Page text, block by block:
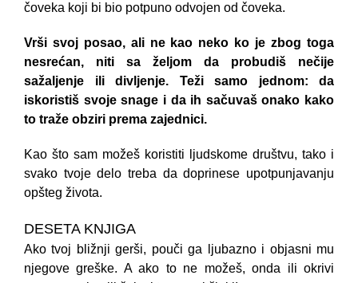
čoveka koji bi bio potpuno odvojen od čoveka.
Vrši svoj posao, ali ne kao neko ko je zbog toga
nesrećan, niti sa željom da probudiš nečije
sažaljenje ili divljenje. Teži samo jednom: da
iskoristiš svoje snage i da ih sačuvaš onako kako
to traže obziri prema zajednici.
Kao što sam možeš koristiti ljudskome društvu, tako i
svako tvoje delo treba da doprinese upotpunjavanju
opšteg života.
DESETA KNJIGA
Ako tvoj bližnji gerši, pouči ga ljubazno i objasni mu
njegove greške. A ako to ne možeš, onda ili okrivi